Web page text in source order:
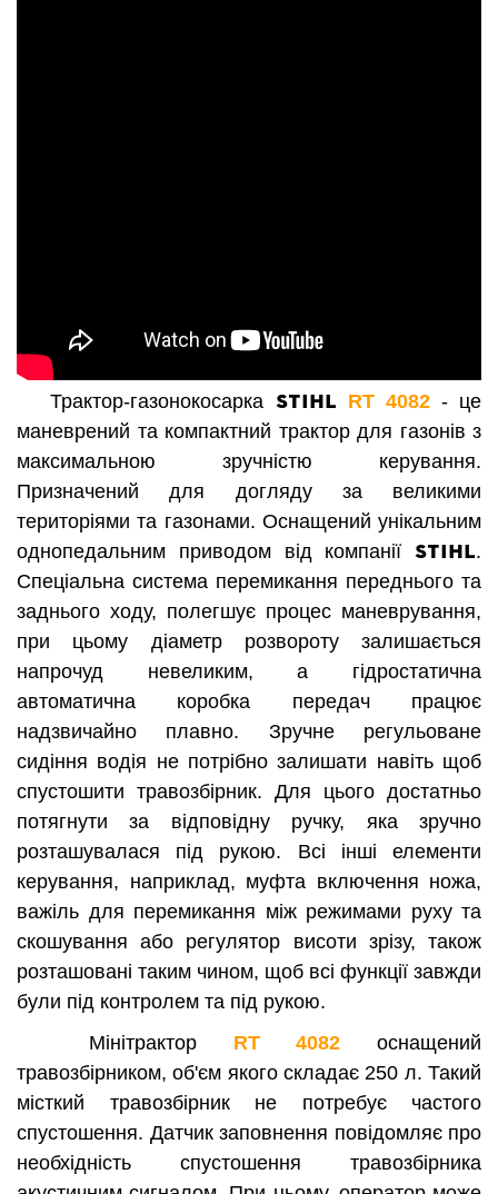
Трактор-газонокосарка STIHL RT 4082 - це
маневрений та компактний трактор для газонів з
максимальною зручністю керування.
Призначений для догляду за великими
територіями та газонами. Оснащений унікальним
однопедальним приводом від компанії STIHL.
Спеціальна система перемикання переднього та
заднього ходу, полегшує процес маневрування,
при цьому діаметр розвороту залишається
напрочуд невеликим, а гідростатична
автоматична коробка передач працює
надзвичайно плавно. Зручне регульоване
сидіння водія не потрібно залишати навіть щоб
спустошити травозбірник. Для цього достатньо
потягнути за відповідну ручку, яка зручно
розташувалася під рукою. Всі інші елементи
керування, наприклад, муфта включення ножа,
важіль для перемикання між режимами руху та
скошування або регулятор висоти зрізу, також
розташовані таким чином, щоб всі функції завжди
були під контролем та під рукою.
Мінітрактор RT 4082 оснащений
травозбірником, об'єм якого складає 250 л. Такий
місткий травозбірник не потребує частого
спустошення. Датчик заповнення повідомляє про
необхідність спустошення травозбірника